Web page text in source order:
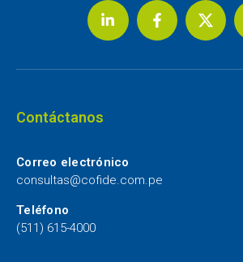
Contáctanos
Correo electrónico
consultas@cofide.com.pe
Teléfono
(511) 615-4000